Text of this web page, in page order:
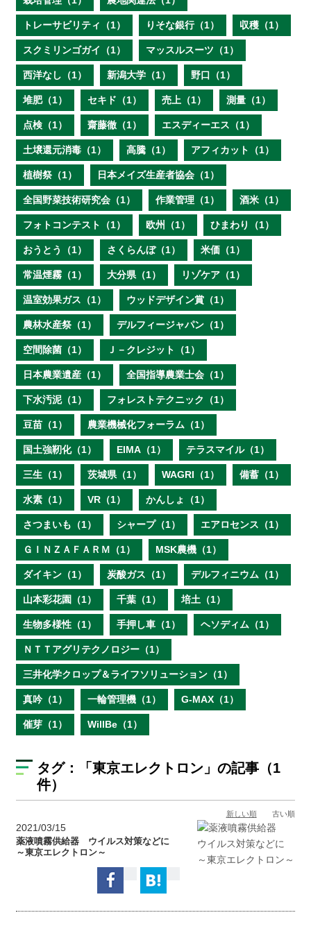
トレーサビリティ（1） りそな銀行（1） 収穫（1）
スクミリンゴガイ（1） マッスルスーツ（1）
西洋なし（1） 新潟大学（1） 野口（1）
堆肥（1） セキド（1） 売上（1） 測量（1）
点検（1） 齋藤徹（1） エスディーエス（1）
土壌還元消毒（1） 高騰（1） アフィカット（1）
植樹祭（1） 日本メイズ生産者協会（1）
全国野菜技術研究会（1） 作業管理（1） 酒米（1）
フォトコンテスト（1） 欧州（1） ひまわり（1）
おうとう（1） さくらんぼ（1） 米価（1）
常温煙霧（1） 大分県（1） リゾケア（1）
温室効果ガス（1） ウッドデザイン賞（1）
農林水産祭（1） デルフィージャパン（1）
空間除菌（1） Ｊ－クレジット（1）
日本農業遺産（1） 全国指導農業士会（1）
下水汚泥（1） フォレストテクニック（1）
豆苗（1） 農業機械化フォーラム（1）
国土強靭化（1） EIMA（1） テラスマイル（1）
三生（1） 茨城県（1） WAGRI（1） 備蓄（1）
水素（1） VR（1） かんしょ（1）
さつまいも（1） シャープ（1） エアロセンス（1）
ＧＩＮＺＡＦＡＲＭ（1） MSK農機（1）
ダイキン（1） 炭酸ガス（1） デルフィニウム（1）
山本彩花園（1） 千葉（1） 培土（1）
生物多様性（1） 手押し車（1） ヘソディム（1）
ＮＴＴアグリテクノロジー（1）
三井化学クロップ＆ライフソリューション（1）
真吟（1） 一輪管理機（1） G-MAX（1）
催芽（1） WillBe（1）
タグ： 「東京エレクトロン」の記事（1
件）
新しい順 古い順
2021/03/15
薬液噴霧供給器 ウイルス対策などに
～東京エレクトロン～